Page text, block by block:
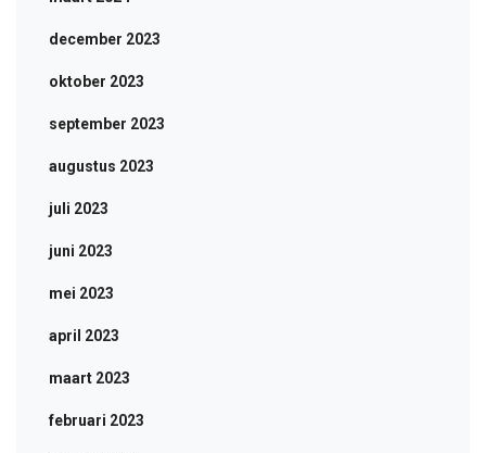
december 2023
oktober 2023
september 2023
augustus 2023
juli 2023
juni 2023
mei 2023
april 2023
maart 2023
februari 2023